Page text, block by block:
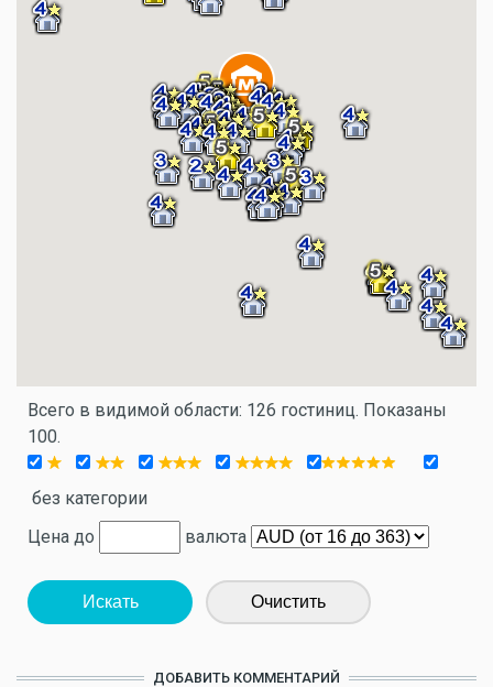
Всего в видимой области: 126 гостиниц. Показаны
100.
без категории
Цена до
валюта
Искать Очистить
ДОБАВИТЬ КОММЕНТАРИЙ